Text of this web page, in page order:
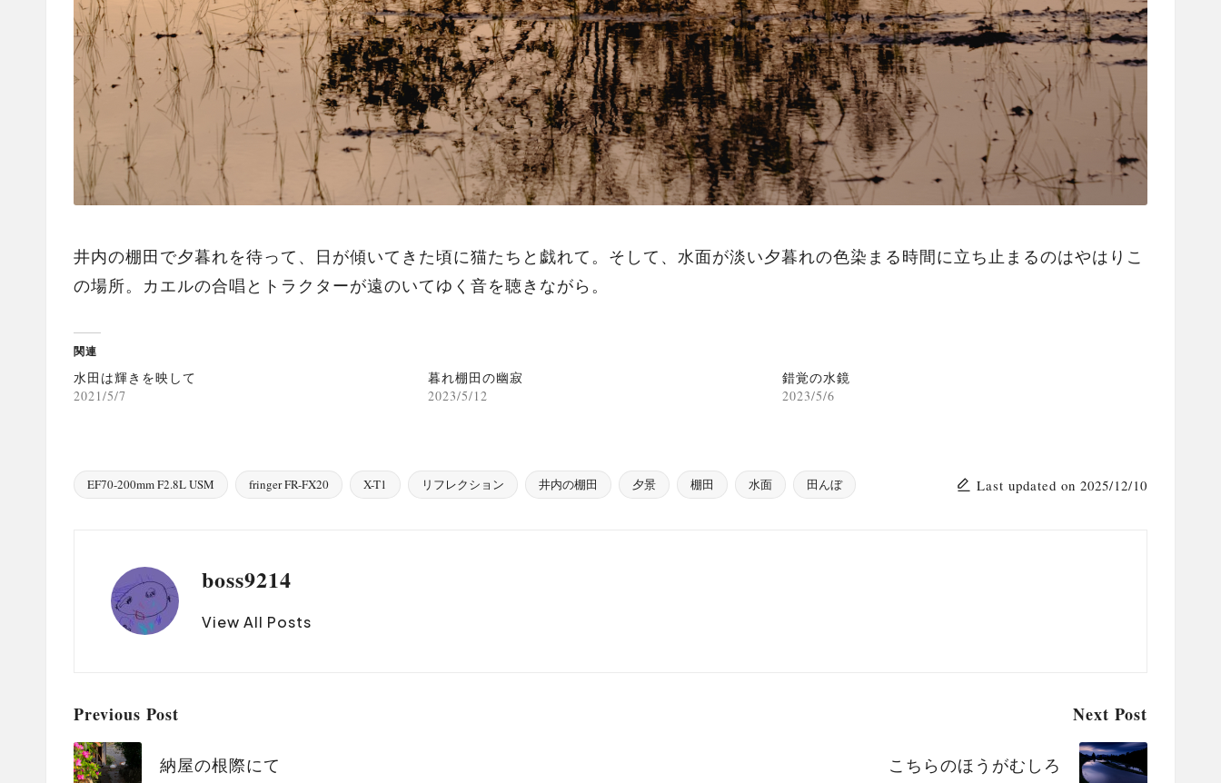
井内の棚田で夕暮れを待って、日が傾いてきた頃に猫たちと戯れて。そして、水面が淡い夕暮れの色染まる時間に立ち止まるのはやはりこ
の場所。カエルの合唱とトラクターが遠のいてゆく音を聴きながら。
関連
水田は輝きを映して
2021/5/7
暮れ棚田の幽寂
2023/5/12
錯覚の水鏡
2023/5/6
Tags:
EF70-200mm F2.8L USM fringer FR-FX20 X-T1 リフレクション 井内の棚田 夕景 棚田 水面 田んぼ Last updated on 2025/12/10
boss9214
View All Posts
Post
navigation
Previous Post
納屋の根際にて
Next Post
こちらのほうがむしろ